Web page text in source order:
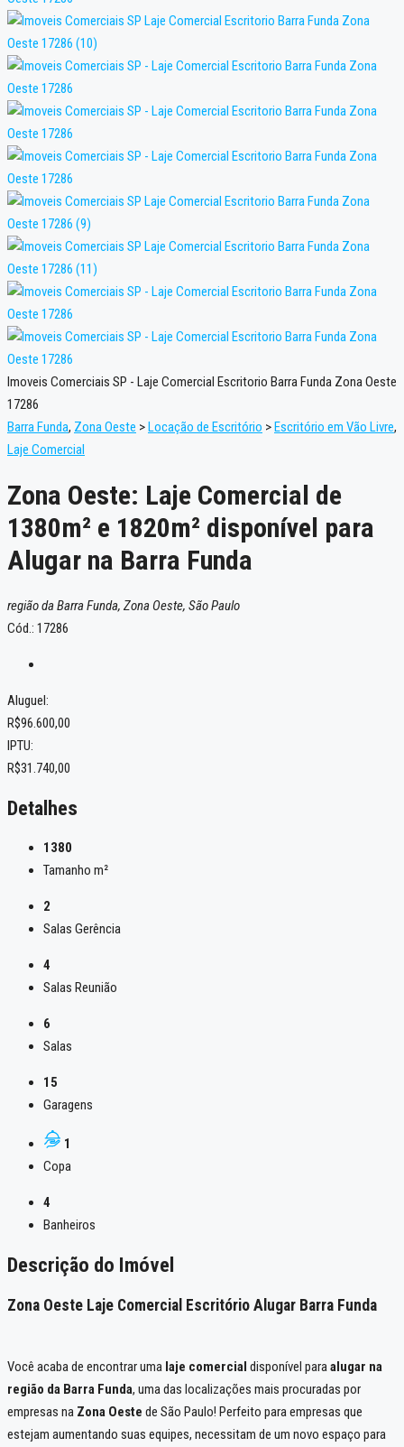
Imoveis Comerciais SP - Laje Comercial Escritorio Barra Funda Zona Oeste
17286
Barra Funda, Zona Oeste >Locação de Escritório >Escritório em Vão Livre,
Laje Comercial
Zona Oeste: Laje Comercial de
1380m² e 1820m² disponível para
Alugar na Barra Funda
região da Barra Funda, Zona Oeste, São Paulo
Cód.: 17286
Aluguel:
R$96.600,00
IPTU:
R$31.740,00
Detalhes
1380
Tamanho m²
2
Salas Gerência
4
Salas Reunião
6
Salas
15
Garagens
1
Copa
4
Banheiros
Descrição do Imóvel
Zona Oeste Laje Comercial Escritório Alugar Barra Funda
Você acaba de encontrar uma laje comercial disponível para alugar na
região da Barra Funda, uma das localizações mais procuradas por
empresas na Zona Oeste de São Paulo! Perfeito para empresas que
estejam aumentando suas equipes, necessitam de um novo espaço para